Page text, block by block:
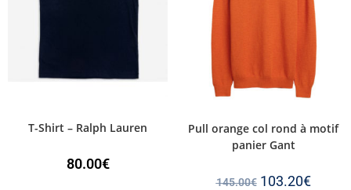
T-Shirt – Ralph Lauren
80.00€
Pull orange col rond à motif
panier Gant
145.00€ 103.20€